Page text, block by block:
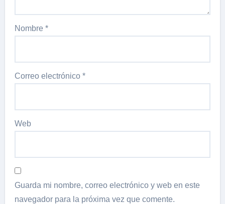
Nombre*
Correo electrónico*
Web
Guarda mi nombre, correo electrónico y web en este
navegador para la próxima vez que comente.